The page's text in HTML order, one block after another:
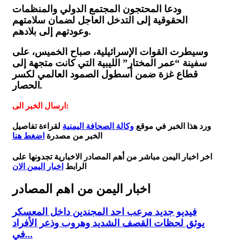
ودعا المحتجون المجتمع الدولي والمنظمات
الحقوقية إلى التدخل العاجل لضمان سلامتهم
وعودتهم إلى بلادهم.
وسيطرت القوات الإسرائيلية، صباح الخميس، على
سفينة “عمر المختار” الليبية التي كانت متجهة إلى
قطاع غزة ضمن أسطول الصمود العالمي لكسر
الحصار.
ارسال الخبر الى:
ورد هذا الخبر في موقع وكالة الصحافة اليمنية لقراءة تفاصيل
الخبر من مصدرة اضغط هنا
اخر اخبار اليمن مباشر من أهم المصادر الاخبارية تجدونها على
الرابط اخبار اليمن الان
اخبار اليمن من اهم المصادر
فيديو جديد مرعب احد المجندين داخل المعسكر
يوثق لحظات القصف الشديد وهروب وذعر الأفراد
في...